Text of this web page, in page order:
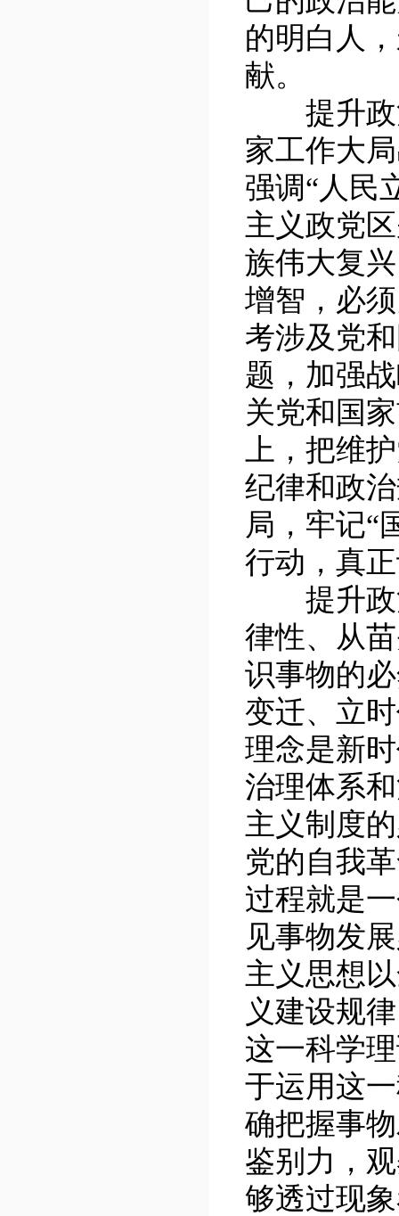
的明白人
献。
提升政
家工作大
强调“人民
主义政党
族伟大复
增智，必
考涉及党
题，加强
关党和国
上，把维
纪律和政
局，牢记“
行动，真
提升政
律性、从
识事物的
变迁、立
理念是新
治理体系
主义制度
党的自我
过程就是
见事物发
主义思想
义建设规
这一科学
于运用这
确把握事
鉴别力，
够透过现